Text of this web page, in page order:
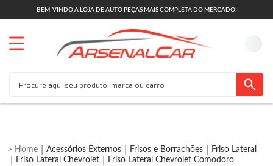
BEM-VINDO A LOJA DE AUTO PEÇAS MAIS COMPLETA DO MERCADO!
Acessórios Externos Frisos e Borrachões
Friso Lateral
Friso Lateral Chevrolet
Friso Lateral Chevrolet Comodoro